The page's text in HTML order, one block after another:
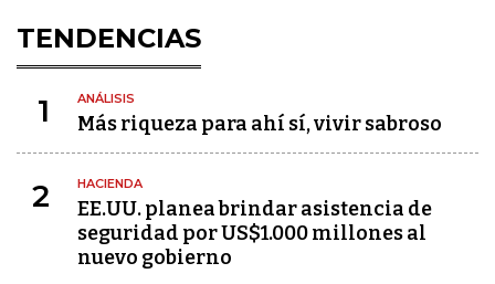
TENDENCIAS
1 ANÁLISIS
Más riqueza para ahí sí, vivir sabroso
2 HACIENDA
EE.UU. planea brindar asistencia de
seguridad por US$1.000 millones al
nuevo gobierno